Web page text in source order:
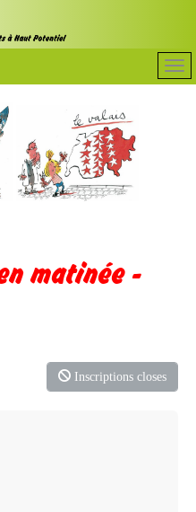
matinée -
Inscriptions closes